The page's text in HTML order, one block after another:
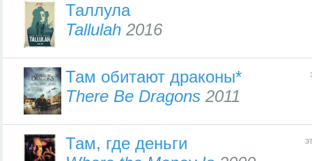
Таллула
Tallulah 2016
Там обитают драконы*
There Be Dragons 2011
Там, где деньги